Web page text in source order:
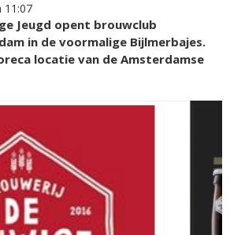
11:07
Jeugd opent brouwclub
in de voormalige Bijlmerbajes.
locatie van de Amsterdamse